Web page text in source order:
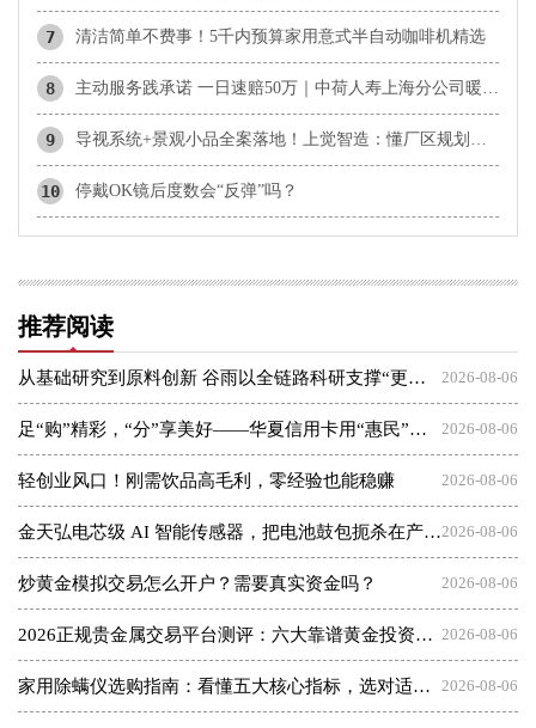
7 清洁简单不费事！5千内预算家用意式半自动咖啡机精选
8 主动服务践承诺 一日速赔50万｜中荷人寿上海分公司暖心理赔为重疾客户保驾护航
9 导视系统+景观小品全案落地！上觉智造：懂厂区规划，更懂车间目视化的美学革命
10 ​停戴OK镜后度数会“反弹”吗？
推荐阅读
2026-08-06
从基础研究到原料创新 谷雨以全链路科研支撑“更适合中国人”理念
2026-08-06
足“购”精彩，“分”享美好——华夏信用卡用“惠民”点亮夏日消费
2026-08-06
轻创业风口！刚需饮品高毛利，零经验也能稳赚
2026-08-06
金天弘电芯级 AI 智能传感器，把电池鼓包扼杀在产气之初
2026-08-06
炒黄金模拟交易怎么开户？需要真实资金吗？
2026-08-06
2026正规贵金属交易平台测评：六大靠谱黄金投资平台盘点
2026-08-06
家用除螨仪选购指南：看懂五大核心指标，选对适合你的那一款